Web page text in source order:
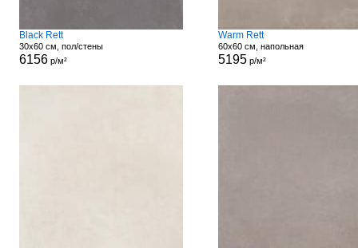
Black Rett
30x60 см, пол/стены
6156р/м²
Warm Rett
60x60 см, напольная
5195р/м²